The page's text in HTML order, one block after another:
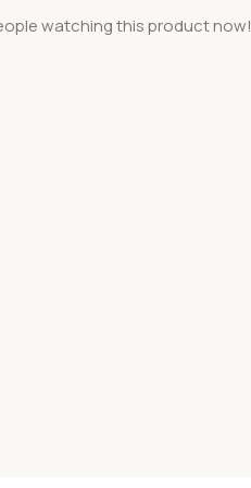
watching this product now!